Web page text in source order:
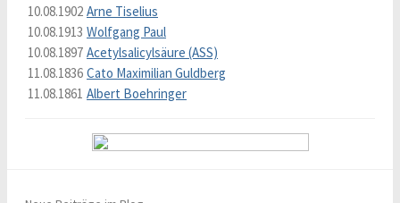
10.08.1902 Arne Tiselius
10.08.1913 Wolfgang Paul
10.08.1897 Acetylsalicylsäure (ASS)
11.08.1836 Cato Maximilian Guldberg
11.08.1861 Albert Boehringer